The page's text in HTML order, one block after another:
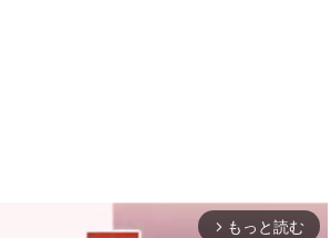
arrow_forward_ios もっと読む